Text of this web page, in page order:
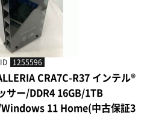
1255596
CRA7C-R37 インテル®
ー/DDR4 16GB/1TB
11 Home(中古保証3